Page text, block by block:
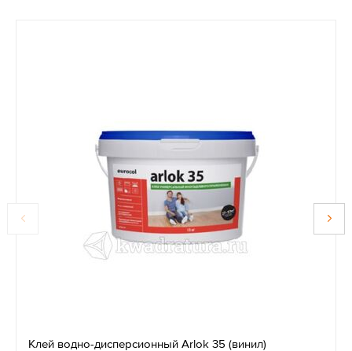
Клей водно-дисперсионный Arlok 35 (винил)